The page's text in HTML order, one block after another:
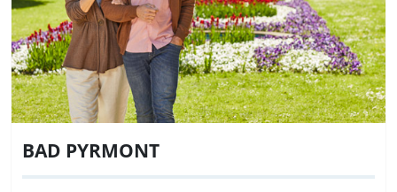
BAD PYRMONT